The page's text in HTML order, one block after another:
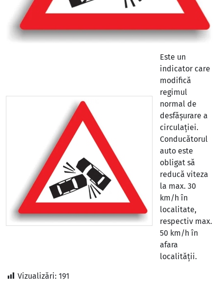
Este un
indicator care
modifică
regimul
normal de
desfășurare a
circulației.
Conducătorul
auto este
obligat să
reducă viteza
la max. 30
km/h în
localitate,
respectiv max.
50 km/h în
afara
localității.
Vizualizări: 191